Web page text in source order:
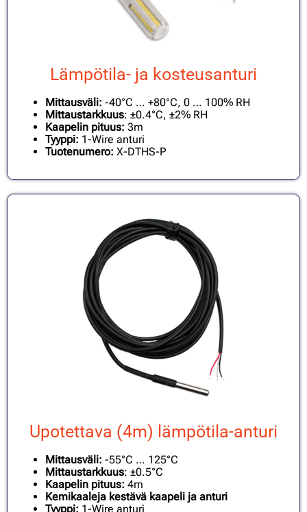
Lämpötila- ja kosteusanturi
Mittausväli: -40°C … +80°C, 0 … 100% RH
Mittaustarkkuus: ±0.4°C, ±2% RH
Kaapelin pituus: 3m
Tyyppi: 1-Wire anturi
Tuotenumero: X-DTHS-P
Upotettava (4m) lämpötila-anturi
Mittausväli: -55°C … 125°C
Mittaustarkkuus: ±0.5°C
Kaapelin pituus: 4m
Kemikaaleja kestävä kaapeli ja anturi
Tyyppi: 1-Wire anturi